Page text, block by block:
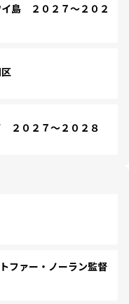
島 ２０２７～２０２
０２７～２０２８
ファー・ノーラン監督